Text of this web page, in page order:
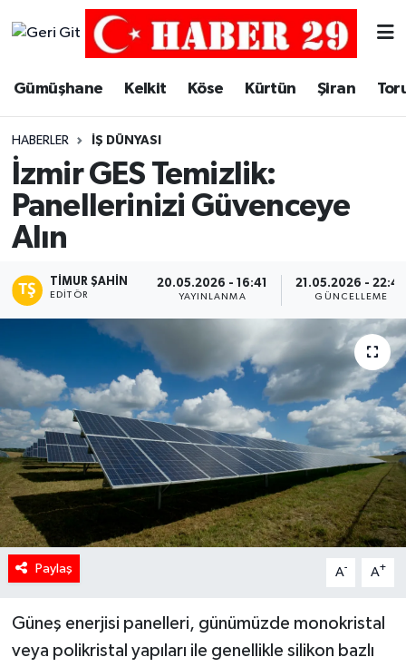
Gümüşhane Kelkit Köse Kürtün Şiran
HABERLER İŞ DÜNYASI
İzmir GES Temizlik:
Panellerinizi Güvenceye
Alın
TIMUR ŞAHIN
EDITÖR
20.05.2026 - 16:41
YAYINLANMA
21.05.2026 -
GÜNCELLEME
Paylaş A- A+
Güneş enerjisi panelleri, günümüzde monokristal
veya polikristal yapıları ile genellikle silikon bazlı
Merkez Trafik Yoğunluk Haritası
Süper Lig Puan Durumu ve Fikstür
Tüm Manşetler
Haber Arşivi